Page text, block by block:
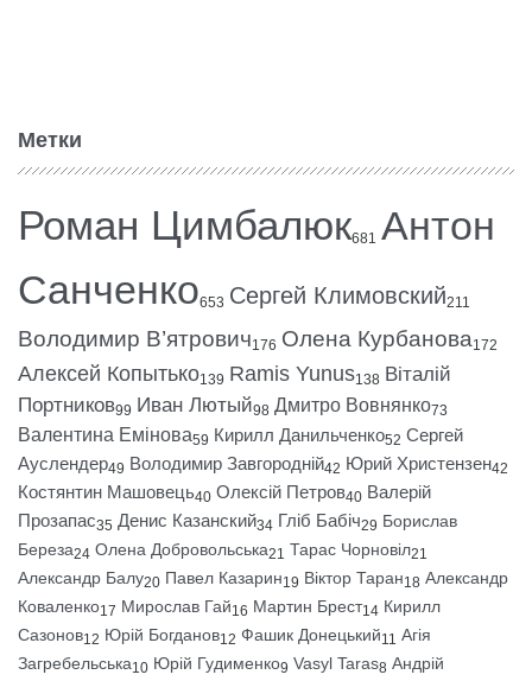
Метки
Роман Цимбалюк681 Антон
Санченко653 Сергей Климовский211
Володимир В’ятрович176 Олена Курбанова172
Алексей Копытько139 Ramis Yunus138 Віталій
Портников99 Иван Лютый98 Дмитро Вовнянко73
Валентина Емінова59 Кирилл Данильченко52 Сергей
Ауслендер49 Володимир Завгородній42 Юрий Христензен42
Костянтин Машовець40 Олексій Петров40 Валерій
Прозапас35 Денис Казанский34 Гліб Бабіч29 Борислав
Береза24 Олена Добровольська21 Тарас Чорновіл21
Александр Балу20 Павел Казарин19 Віктор Таран18 Александр
Коваленко17 Мирослав Гай16 Мартин Брест14 Кирилл
Сазонов12 Юрій Богданов12 Фашик Донецький11 Агія
Загребельська10 Юрій Гудименко9 Vasyl Taras8 Андрій